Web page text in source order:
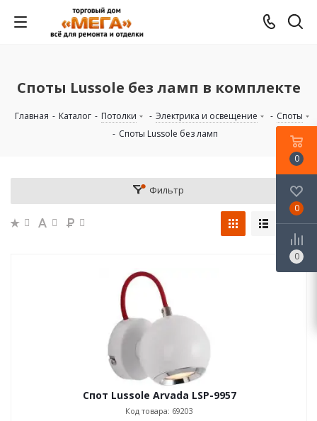
Споты Lussole без ламп в комплекте
Главная - Каталог - Потолки - Электрика и освещение - Споты
- Споты Lussole без ламп
Фильтр
Спот Lussole Arvada LSP-9957
Код товара: 69203
0
0
0